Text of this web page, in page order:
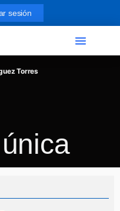
sesión
Torres